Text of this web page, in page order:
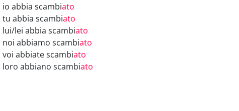
io abbia scambiato
tu abbia scambiato
lui/lei abbia scambiato
noi abbiamo scambiato
voi abbiate scambiato
loro abbiano scambiato